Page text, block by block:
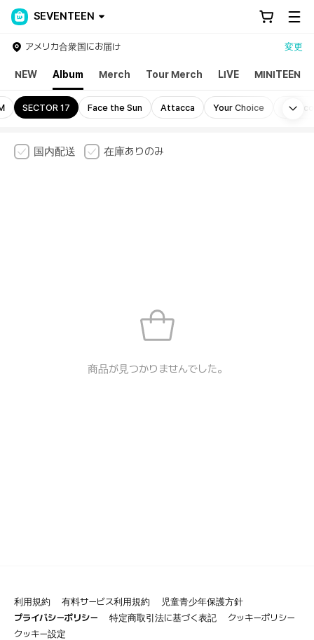
SEVENTEEN
アメリカ合衆国にお届け 変更
NEW Album Merch Tour Merch LIVE MINITEEN
SECTOR 17 Face the Sun Attacca Your Choice
国内配送 在庫ありのみ
商品が見つかりませんでした。
利用規約 有料サービス利用規約
児童青少年保護方針
プライバシーポリシー
特定商取引法に基づく表記
クッキーポリシー
クッキー設定